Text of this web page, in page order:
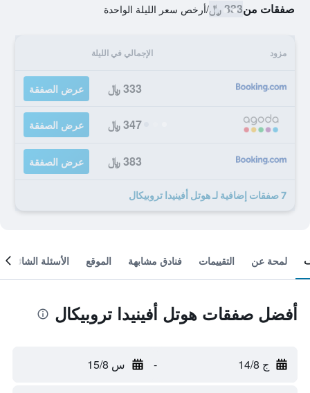
صفقات من333 ﷼ /أرخص سعر الليلة الواحدة
مزود الإجمالي في الليلة
333 ﷼ عرض الصفقة
347 ﷼ عرض الصفقة
383 ﷼ عرض الصفقة
7 صفقات إضافية لـ هوتل أفينيدا تروبيكال
لمحة عن التقييمات فنادق مشابهة الموقع الأسئلة الشائعة
أفضل صفقات هوتل أفينيدا تروبيكال
ج 14/8 - س 15/8